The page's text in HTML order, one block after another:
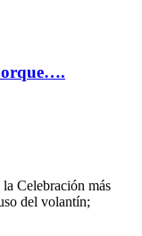
Celebración más
del volantín;